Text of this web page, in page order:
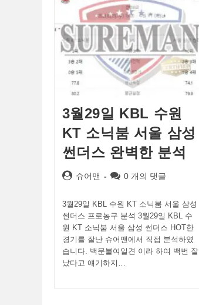
3월29일 KBL 수원
KT 소닉붐 서울 삼성
썬더스 완벽한 분석
Post슈어맨
Post0 개의 댓글
3월29일 KBL 수원 KT 소닉붐 서울 삼성
썬더스 프로농구 분석 3월29일 KBL 수
원 KT 소닉붐 서울 삼성 썬더스 HOT한
경기를 잘난 슈어맨에서 직접 분석하였
습니다. 백문불여일견 이라 하여 백번 잘
났다고 얘기하지…